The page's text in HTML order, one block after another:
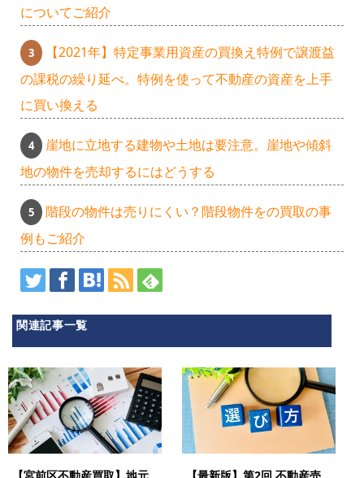
についてご紹介
【2021年】特定事業用資産の買換え特例で譲渡益
の課税の繰り延べ。特例を使って不動産の資産を上手
に買い換える
崖地に立地する建物や土地は要注意。崖地や傾斜
地の物件を売却するにはどうする
階段の物件は売りにくい？階段物件をの買取の事
例もご紹介
関連記事一覧